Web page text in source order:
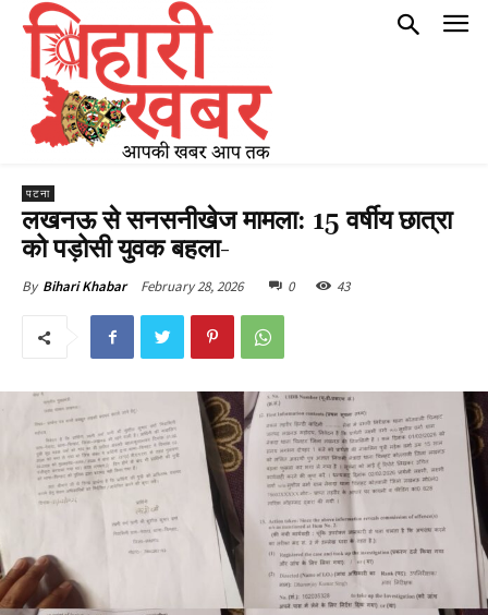
पटना
लखनऊ से सनसनीखेज मामला: 15 वर्षीय छात्रा
को पड़ोसी युवक बहला-
By Bihari Khabar February 28, 2026 0 43